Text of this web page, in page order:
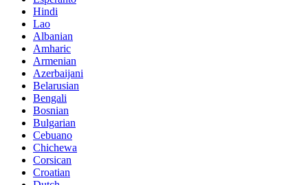
Hindi
Lao
Albanian
Amharic
Armenian
Azerbaijani
Belarusian
Bengali
Bosnian
Bulgarian
Cebuano
Chichewa
Corsican
Croatian